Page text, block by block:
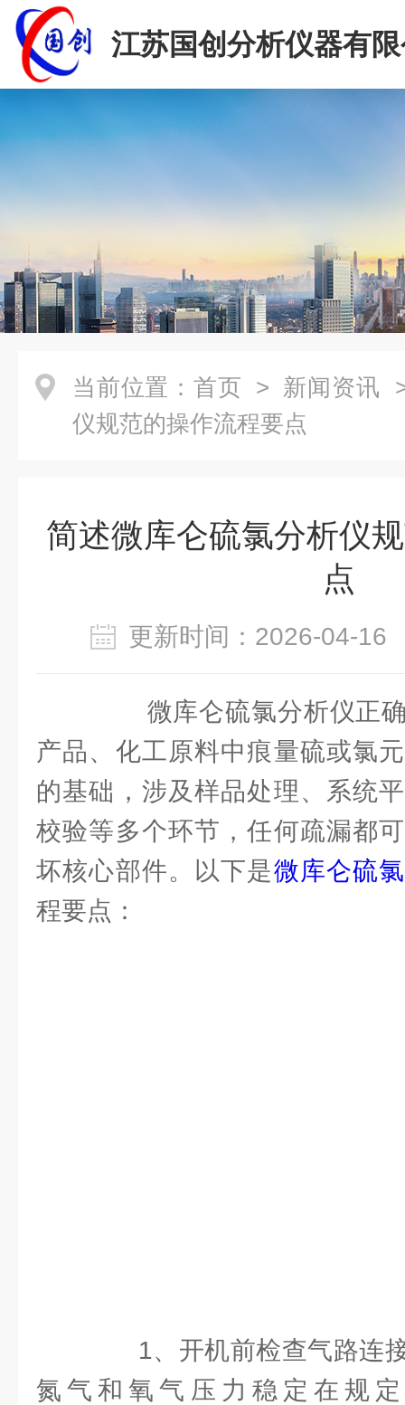
江苏国创分析仪器有
当前位置： 首页 > 新闻资讯
仪规范的操作流程要点
简述微库仑硫氯分析仪
点
更新时间：2026-04-
微库仑硫氯分析仪正确
产品、化工原料中痕量硫或氯
的基础，涉及样品处理、系统
校验等多个环节，任何疏漏都
坏核心部件。以下是微库仑硫
程要点：
1、开机前检查气路连接
氮气和氧气压力稳定在规